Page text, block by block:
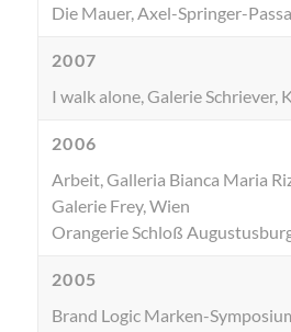
Die Mauer, Axel-Springer-
2007
I walk alone, Galerie Schriever,
2006
Arbeit, Galleria Bianca Maria
Galerie Frey, Wien
Orangerie Schloß
2005
Brand Logic Marken-